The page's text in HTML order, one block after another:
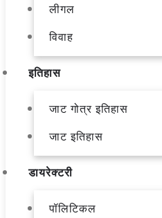
लीगल
विवाह
इतिहास
जाट गोत्र इतिहास
जाट इतिहास
डायरेक्टरी
पॉलिटिकल